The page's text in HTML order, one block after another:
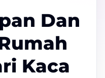
Dan
Kaca